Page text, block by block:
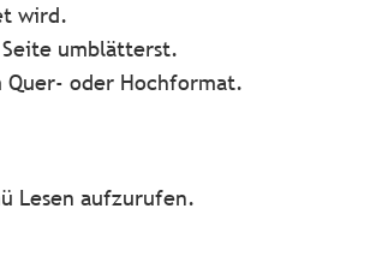
wird.
umblätterst.
Quer- oder Hochformat.
Lesen aufzurufen.